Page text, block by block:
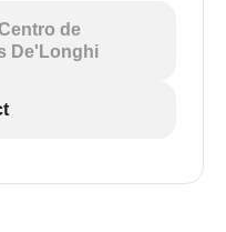
de
De'Longhi